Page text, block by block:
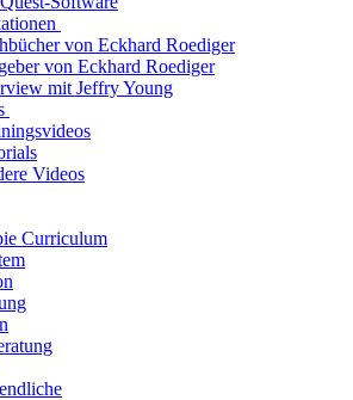
von Eckhard Roediger
von Eckhard Roediger
mit Jeffry Young
Videos
Curriculum